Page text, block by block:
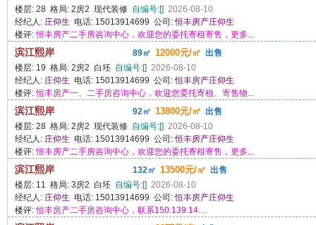
楼层: 28 格局: 2房2 现代装修 自编号:[] 2026-08-10
经纪人: 庄仰生 电话: 15013914699 公司:恒丰房产庄仰生
楼评:恒丰房产二手房咨询中心，欢迎您的委托寄租寄售，更多...
滨江熙岸 89㎡ 12000元/㎡ 出售
楼层: 19 格局: 2房2 白坯 自编号:[] 2026-08-10
经纪人: 庄仰生 电话: 15013914699 公司:恒丰房产庄仰生
楼评:恒丰房产一、二手房咨询中心，欢迎您委托寄租、寄售物...
滨江熙岸 92㎡ 13800元/㎡ 出售
楼层: 28 格局: 2房2 现代装修 自编号:[] 2026-08-10
经纪人: 庄仰生 电话: 15013914699 公司:恒丰房产庄仰生
楼评:恒丰房产二手房咨询中心，欢迎您的委托寄租寄售，更多...
滨江熙岸 132㎡ 13500元/㎡ 出售
楼层: 11 格局: 3房2 白坯 自编号:[] 2026-08-10
经纪人: 庄仰生 电话: 15013914699 公司:恒丰房产庄仰生
楼评:恒丰房产二手房咨询中心，联系150.139.14....